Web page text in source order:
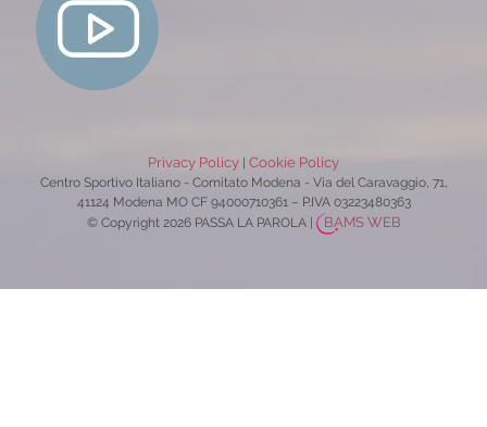
Privacy Policy Cookie Policy
Centro Sportivo Italiano - Comitato Modena - Via del Caravaggio, 71,
41124 Modena MO CF 94000710361 – P.IVA 03223480363
© Copyright 2026 PASSA LA PAROLA
BAMS WEB